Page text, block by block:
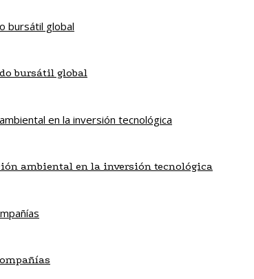
bursátil global
ambiental en la inversión tecnológica